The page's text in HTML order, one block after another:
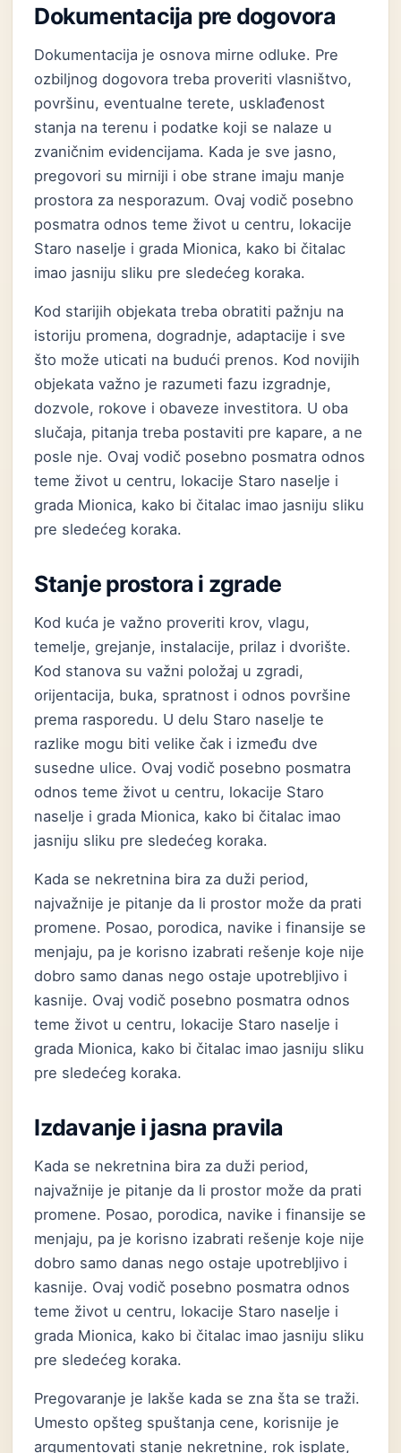
Dokumentacija pre dogovora
Dokumentacija je osnova mirne odluke. Pre
ozbiljnog dogovora treba proveriti vlasništvo,
površinu, eventualne terete, usklađenost
stanja na terenu i podatke koji se nalaze u
zvaničnim evidencijama. Kada je sve jasno,
pregovori su mirniji i obe strane imaju manje
prostora za nesporazum. Ovaj vodič posebno
posmatra odnos teme život u centru, lokacije
Staro naselje i grada Mionica, kako bi čitalac
imao jasniju sliku pre sledećeg koraka.
Kod starijih objekata treba obratiti pažnju na
istoriju promena, dogradnje, adaptacije i sve
što može uticati na budući prenos. Kod novijih
objekata važno je razumeti fazu izgradnje,
dozvole, rokove i obaveze investitora. U oba
slučaja, pitanja treba postaviti pre kapare, a ne
posle nje. Ovaj vodič posebno posmatra odnos
teme život u centru, lokacije Staro naselje i
grada Mionica, kako bi čitalac imao jasniju sliku
pre sledećeg koraka.
Stanje prostora i zgrade
Kod kuća je važno proveriti krov, vlagu,
temelje, grejanje, instalacije, prilaz i dvorište.
Kod stanova su važni položaj u zgradi,
orijentacija, buka, spratnost i odnos površine
prema rasporedu. U delu Staro naselje te
razlike mogu biti velike čak i između dve
susedne ulice. Ovaj vodič posebno posmatra
odnos teme život u centru, lokacije Staro
naselje i grada Mionica, kako bi čitalac imao
jasniju sliku pre sledećeg koraka.
Kada se nekretnina bira za duži period,
najvažnije je pitanje da li prostor može da prati
promene. Posao, porodica, navike i finansije se
menjaju, pa je korisno izabrati rešenje koje nije
dobro samo danas nego ostaje upotrebljivo i
kasnije. Ovaj vodič posebno posmatra odnos
teme život u centru, lokacije Staro naselje i
grada Mionica, kako bi čitalac imao jasniju sliku
pre sledećeg koraka.
Izdavanje i jasna pravila
Kada se nekretnina bira za duži period,
najvažnije je pitanje da li prostor može da prati
promene. Posao, porodica, navike i finansije se
menjaju, pa je korisno izabrati rešenje koje nije
dobro samo danas nego ostaje upotrebljivo i
kasnije. Ovaj vodič posebno posmatra odnos
teme život u centru, lokacije Staro naselje i
grada Mionica, kako bi čitalac imao jasniju sliku
pre sledećeg koraka.
Pregovaranje je lakše kada se zna šta se traži.
Umesto opšteg spuštanja cene, korisnije je
argumentovati stanje nekretnine, rok isplate,